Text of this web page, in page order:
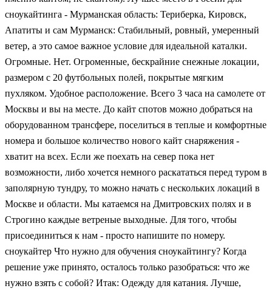
сноукайтинга - Мурманская область: Териберка, Кировск,
Апатиты и сам Мурманск: Стабильный, ровный, умеренный
ветер, а это самое важное условие для идеальной каталки.
Огромные. Нет. Огроменные, бескрайние снежные локации,
размером с 20 футбольных полей, покрытые мягким
пухляком. Удобное расположение. Всего 3 часа на самолете от
Москвы и вы на месте. До кайт спотов можно добраться на
оборудованном трансфере, поселиться в теплые и комфортные
номера и большое количество нового кайт снаряжения -
хватит на всех. Если же поехать на север пока нет
возможности, либо хочется немного раскататься перед туром в
заполярную тундру, то можно начать с нескольких локаций в
Москве и области. Мы катаемся на Дмитровских полях и в
Строгино каждые ветреные выходные. Для того, чтобы
присоединиться к нам - просто напишите по номеру.
сноукайтер Что нужно для обучения сноукайтингу? Когда
решение уже принято, осталось только разобраться: что же
нужно взять с собой? Итак: Одежду для катания. Лучше,